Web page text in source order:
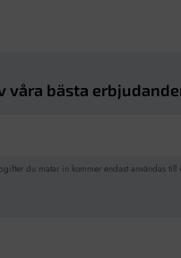
våra bästa
du matar in kommer endast användas till